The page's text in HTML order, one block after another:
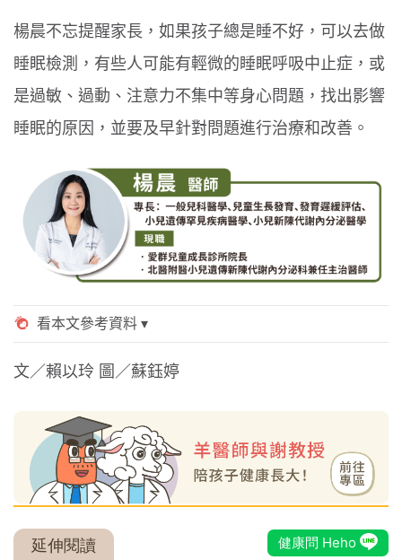
楊晨不忘提醒家長，如果孩子總是睡不好，可以去做
睡眠檢測，有些人可能有輕微的睡眠呼吸中止症，或
是過敏、過動、注意力不集中等身心問題，找出影響
睡眠的原因，並要及早針對問題進行治療和改善。
文／賴以玲 圖／蘇鈺婷